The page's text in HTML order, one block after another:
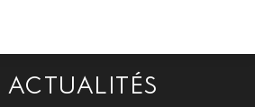
ACTUALITÉS
cookies